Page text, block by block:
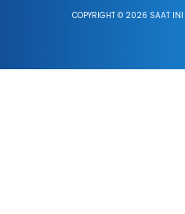
COPYRIGHT © 2026 SAAT INI